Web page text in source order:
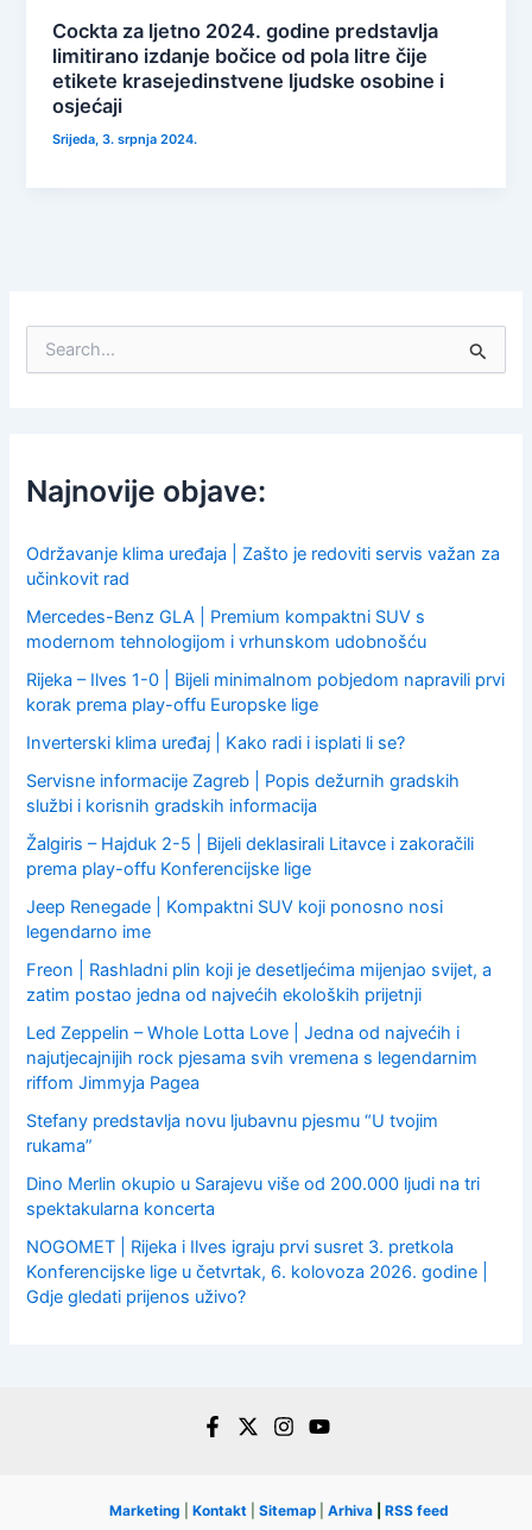
Cockta za ljetno 2024. godine predstavlja
limitirano izdanje bočice od pola litre čije
etikete krasejedinstvene ljudske osobine i
osjećaji
Srijeda, 3. srpnja 2024.
f
o
:
Najnovije objave:
Održavanje klima uređaja | Zašto je redoviti servis važan za
učinkovit rad
Mercedes-Benz GLA | Premium kompaktni SUV s
modernom tehnologijom i vrhunskom udobnošću
Rijeka – Ilves 1-0 | Bijeli minimalnom pobjedom napravili prvi
korak prema play-offu Europske lige
Inverterski klima uređaj | Kako radi i isplati li se?
Servisne informacije Zagreb | Popis dežurnih gradskih
službi i korisnih gradskih informacija
Žalgiris – Hajduk 2-5 | Bijeli deklasirali Litavce i zakoračili
prema play-offu Konferencijske lige
Jeep Renegade | Kompaktni SUV koji ponosno nosi
legendarno ime
Freon | Rashladni plin koji je desetljećima mijenjao svijet, a
zatim postao jedna od najvećih ekoloških prijetnji
Led Zeppelin – Whole Lotta Love | Jedna od najvećih i
najutjecajnijih rock pjesama svih vremena s legendarnim
riffom Jimmyja Pagea
Stefany predstavlja novu ljubavnu pjesmu “U tvojim
rukama”
Dino Merlin okupio u Sarajevu više od 200.000 ljudi na tri
spektakularna koncerta
NOGOMET | Rijeka i Ilves igraju prvi susret 3. pretkola
Konferencijske lige u četvrtak, 6. kolovoza 2026. godine |
Gdje gledati prijenos uživo?
Marketing Kontakt Sitemap Arhiva RSS feed